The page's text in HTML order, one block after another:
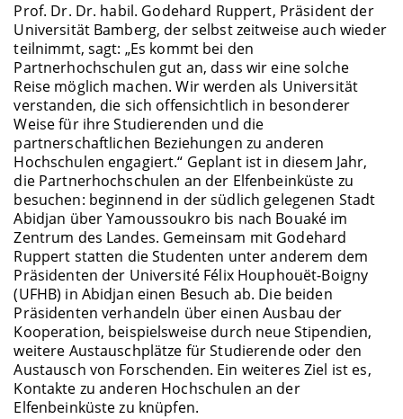
Prof. Dr. Dr. habil. Godehard Ruppert, Präsident der
Universität Bamberg, der selbst zeitweise auch wieder
teilnimmt, sagt: „Es kommt bei den
Partnerhochschulen gut an, dass wir eine solche
Reise möglich machen. Wir werden als Universität
verstanden, die sich offensichtlich in besonderer
Weise für ihre Studierenden und die
partnerschaftlichen Beziehungen zu anderen
Hochschulen engagiert.“ Geplant ist in diesem Jahr,
die Partnerhochschulen an der Elfenbeinküste zu
besuchen: beginnend in der südlich gelegenen Stadt
Abidjan über Yamoussoukro bis nach Bouaké im
Zentrum des Landes. Gemeinsam mit Godehard
Ruppert statten die Studenten unter anderem dem
Präsidenten der Université Félix Houphouët-Boigny
(UFHB) in Abidjan einen Besuch ab. Die beiden
Präsidenten verhandeln über einen Ausbau der
Kooperation, beispielsweise durch neue Stipendien,
weitere Austauschplätze für Studierende oder den
Austausch von Forschenden. Ein weiteres Ziel ist es,
Kontakte zu anderen Hochschulen an der
Elfenbeinküste zu knüpfen.